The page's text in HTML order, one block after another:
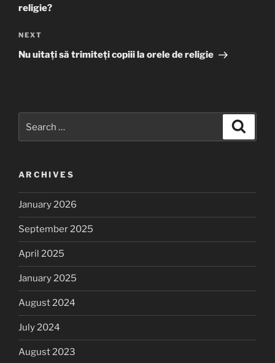
religie?
Next
Post
NEXT
Nu uitați să trimiteți copiii la orele de religie
ARCHIVES
January 2026
September 2025
April 2025
January 2025
August 2024
July 2024
August 2023